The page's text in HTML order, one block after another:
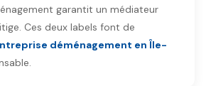
garantit un médiateur
Ces deux labels font de
déménagement en Île-